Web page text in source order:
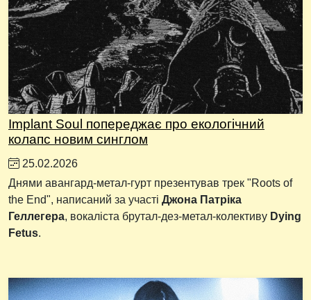
Implant Soul попереджає про екологічний
колапс новим синглом
25.02.2026
Днями авангард-метал-гурт презентував трек "Roots of
the End", написаний за участі Джона Патріка
Геллегера, вокаліста брутал-дез-метал-колективу Dying
Fetus.